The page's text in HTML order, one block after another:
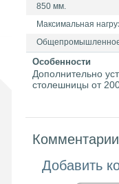
850 мм.
Максимальная
Особенности
Дополнительно
столешницы от
Добавить